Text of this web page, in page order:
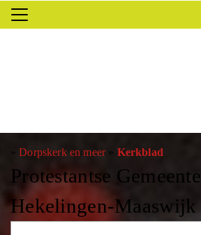
»Dorpskerk en meer» Kerkblad
Protestantse Gemeente
Hekelingen-Maaswijk